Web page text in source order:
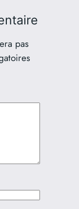
pas